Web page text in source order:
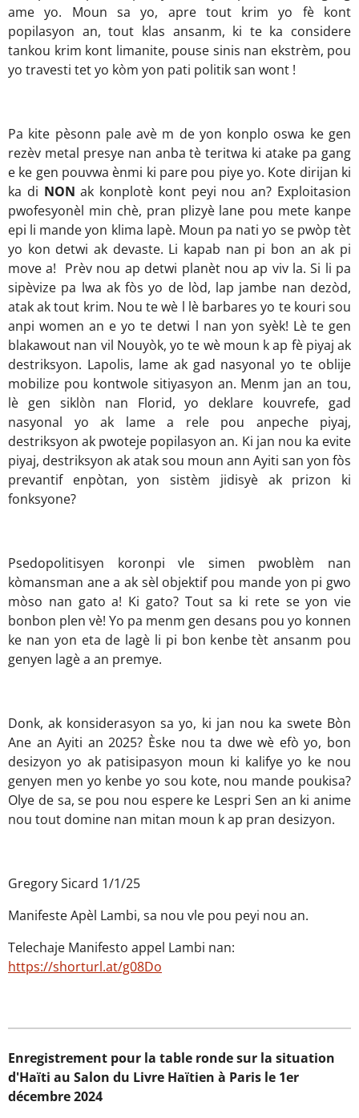
ame yo. Moun sa yo, apre tout krim yo fè kont
popilasyon an, tout klas ansanm, ki te ka considere
tankou krim kont limanite, pouse sinis nan ekstrèm, pou
yo travesti tet yo kòm yon pati politik san wont !
Pa kite pèsonn pale avè m de yon konplo oswa ke gen
rezèv metal presye nan anba tè teritwa ki atake pa gang
e ke gen pouvwa ènmi ki pare pou piye yo. Kote dirijan ki
ka di NON ak konplotè kont peyi nou an? Exploitasion
pwofesyonèl min chè, pran plizyè lane pou mete kanpe
epi li mande yon klima lapè. Moun pa nati yo se pwòp tèt
yo kon detwi ak devaste. Li kapab nan pi bon an ak pi
move a! Prèv nou ap detwi planèt nou ap viv la. Si li pa
sipèvize pa lwa ak fòs yo de lòd, lap jambe nan dezòd,
atak ak tout krim. Nou te wè l lè barbares yo te kouri sou
anpi women an e yo te detwi l nan yon syèk! Lè te gen
blakawout nan vil Nouyòk, yo te wè moun k ap fè piyaj ak
destriksyon. Lapolis, lame ak gad nasyonal yo te oblije
mobilize pou kontwole sitiyasyon an. Menm jan an tou,
lè gen siklòn nan Florid, yo deklare kouvrefe, gad
nasyonal yo ak lame a rele pou anpeche piyaj,
destriksyon ak pwoteje popilasyon an. Ki jan nou ka evite
piyaj, destriksyon ak atak sou moun ann Ayiti san yon fòs
prevantif enpòtan, yon sistèm jidisyè ak prizon ki
fonksyone?
Psedopolitisyen koronpi vle simen pwoblèm nan
kòmansman ane a ak sèl objektif pou mande yon pi gwo
mòso nan gato a! Ki gato? Tout sa ki rete se yon vie
bonbon plen vè! Yo pa menm gen desans pou yo konnen
ke nan yon eta de lagè li pi bon kenbe tèt ansanm pou
genyen lagè a an premye.
Donk, ak konsiderasyon sa yo, ki jan nou ka swete Bòn
Ane an Ayiti an 2025? Èske nou ta dwe wè efò yo, bon
desizyon yo ak patisipasyon moun ki kalifye yo ke nou
genyen men yo kenbe yo sou kote, nou mande poukisa?
Olye de sa, se pou nou espere ke Lespri Sen an ki anime
nou tout domine nan mitan moun k ap pran desizyon.
Gregory Sicard 1/1/25
Manifeste Apèl Lambi, sa nou vle pou peyi nou an.
Telechaje Manifesto appel Lambi nan:
https://shorturl.at/g08Do
Enregistrement pour la table ronde sur la situation
d'Haïti au Salon du Livre Haïtien à Paris le 1er
décembre 2024